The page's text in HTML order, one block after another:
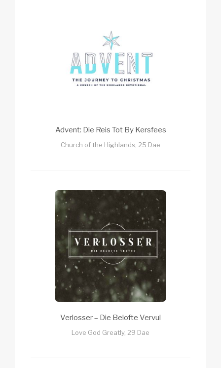
Advent: Die Reis Tot By Kersfees
Church of the Highlands, 25 Dae
Verlosser – Die Belofte Vervul
Love God Greatly, 29 Dae